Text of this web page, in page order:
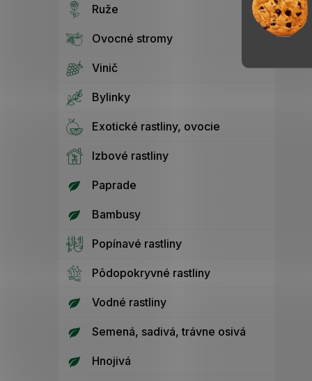
Ruže
Ovocné stromy
Vinič
Bylinky
Exotické rastliny, ovocie
Izbové rastliny
Paprade
Bambusy
Popínavé rastliny
Pôdopokryvné rastliny
Vodné rastliny
Semená, sadivá, trávne osivá
Hnojivá